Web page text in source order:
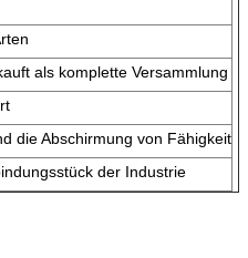
als komplette Versammlung
die Abschirmung von Fähigkeit
der Industrie